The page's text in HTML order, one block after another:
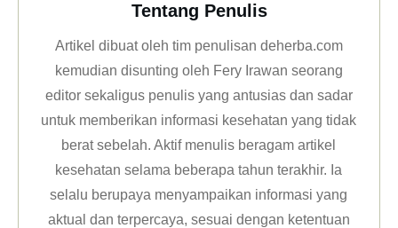
Tentang Penulis
Artikel dibuat oleh tim penulisan deherba.com
kemudian disunting oleh Fery Irawan seorang
editor sekaligus penulis yang antusias dan sadar
untuk memberikan informasi kesehatan yang tidak
berat sebelah. Aktif menulis beragam artikel
kesehatan selama beberapa tahun terakhir. Ia
selalu berupaya menyampaikan informasi yang
aktual dan terpercaya, sesuai dengan ketentuan